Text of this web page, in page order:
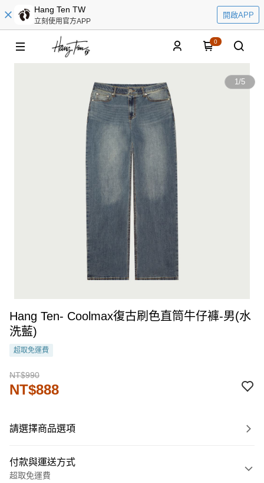
Hang Ten TW
立刻使用官方APP
開啟APP
0
1/5
Hang Ten- Coolmax復古刷色直筒牛仔褲-男(水
洗藍)
超取免運費
NT$990
NT$888
請選擇商品選項
付款與運送方式
超取免運費